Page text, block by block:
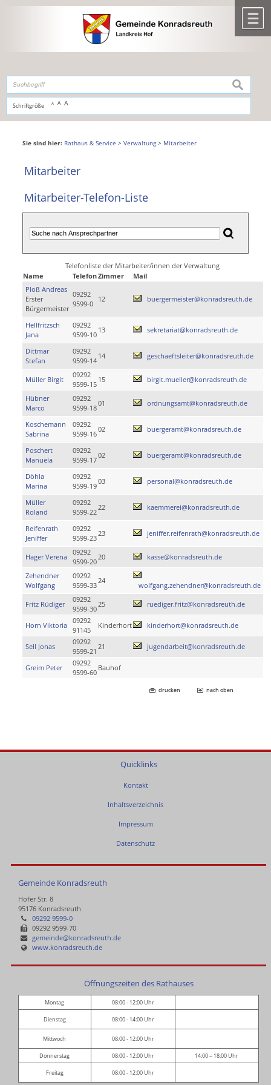
,zur Navigationoderzur Startseitespringen.
Schriftgröße A A A
suchen
Sie sind hier: Rathaus & Service > Verwaltung> Mitarbeiter
Mitarbeiter
Mitarbeiter-Telefon-Liste
Telefonliste der Mitarbeiter/innen der Verwaltung
Name
TelefonZimmer
Mail
Ploß Andreas
Erster
Bürgermeister
09292
9599-0
12 buergermeister@konradsreuth.de
Hellfritzsch
Jana
09292
9599-10
13 sekretariat@konradsreuth.de
Dittmar
Stefan
09292
9599-14
14 geschaeftsleiter@konradsreuth.de
Müller Birgit
09292
9599-15
15 birgit.mueller@konradsreuth.de
Hübner
Marco
09292
9599-18
01 ordnungsamt@konradsreuth.de
Koschemann
Sabrina
09292
9599-16
02 buergeramt@konradsreuth.de
Poschert
Manuela
09292
9599-17
02 buergeramt@konradsreuth.de
Döhla
Marina
09292
9599-19
03 personal@konradsreuth.de
Müller
Roland
09292
9599-22
22 kaemmerei@konradsreuth.de
Reifenrath
Jeniffer
09292
9599-23
23 jeniffer.reifenrath@konradsreuth.de
Hager Verena
09292
9599-20
20 kasse@konradsreuth.de
Zehendner
Wolfgang
09292
9599-33
24
wolfgang.zehendner@konradsreuth.de
Fritz Rüdiger
09292
9599-30
25 ruediger.fritz@konradsreuth.de
Horn Viktoria
09292
91145
Kinderhort kinderhort@konradsreuth.de
Sell Jonas
09292
9599-21
21 jugendarbeit@konradsreuth.de
Greim Peter
09292
9599-60
Bauhof
drucken nach oben
Quicklinks
Kontakt
Inhaltsverzeichnis
Impressum
Datenschutz
Gemeinde Konradsreuth
Hofer Str. 8
95176 Konradsreuth
09292 9599-0
09292 9599-70
gemeinde@konradsreuth.de
www.konradsreuth.de
Öffnungszeiten des Rathauses
Montag 08:00 - 12:00 Uhr
Dienstag 08:00 - 14:00 Uhr
Mittwoch 08:00 - 12:00 Uhr
Donnerstag 08:00 - 12:00 Uhr 14:00 – 18:00 Uhr
Freitag 08:00 - 12:00 Uhr